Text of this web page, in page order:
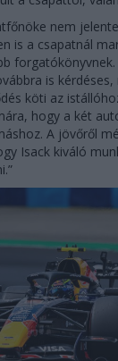
nem
is a csapatnál
is kérdéses,
köti az
hogy a két
A jövőről
Isack kiváló